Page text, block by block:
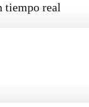
tiempo real